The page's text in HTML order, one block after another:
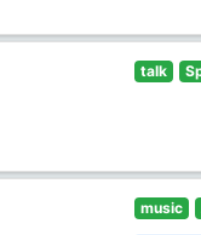
talk
music